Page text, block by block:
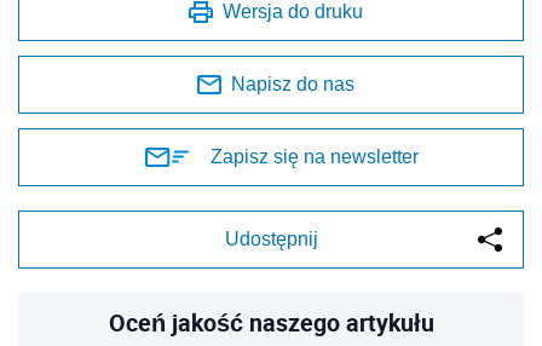
Wersja do druku
Napisz do nas
Zapisz się na newsletter
Udostępnij
Oceń jakość naszego artykułu